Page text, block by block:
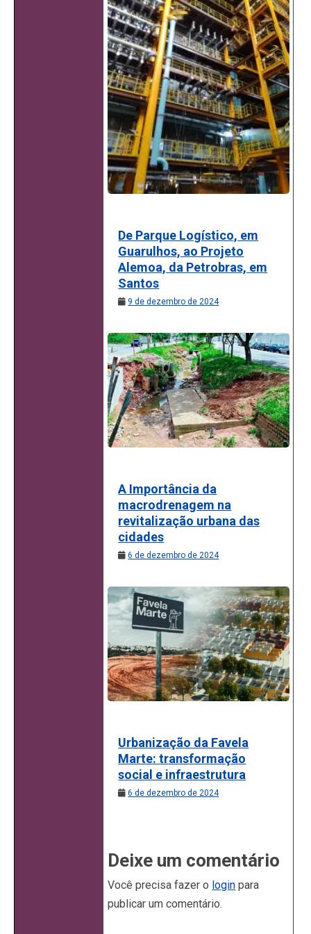
De Parque Logístico, em
Guarulhos, ao Projeto
Alemoa, da Petrobras, em
Santos
9 de dezembro de 2024
A Importância da
macrodrenagem na
revitalização urbana das
cidades
6 de dezembro de 2024
Urbanização da Favela
Marte: transformação
social e infraestrutura
6 de dezembro de 2024
Deixe um comentário
Você precisa fazer o login para
publicar um comentário.